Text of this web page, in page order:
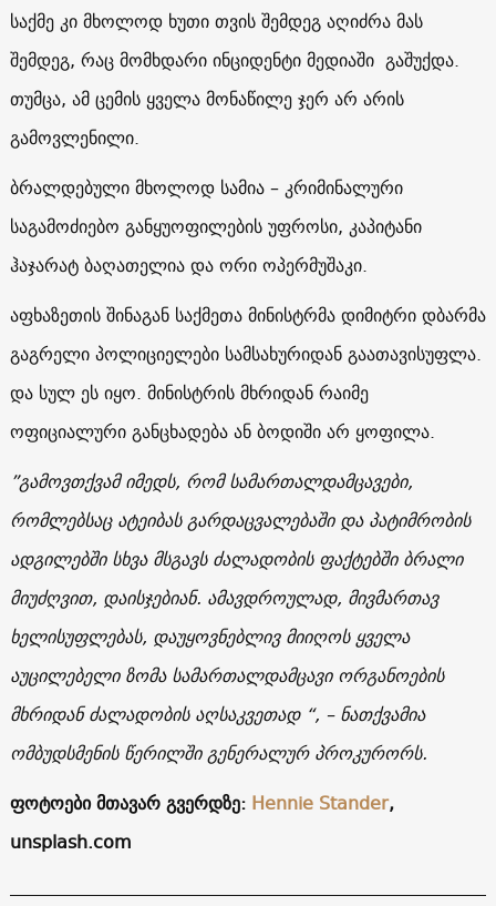
საქმე კი მხოლოდ ხუთი თვის შემდეგ აღიძრა მას
შემდეგ, რაც მომხდარი ინციდენტი მედიაში გაშუქდა.
თუმცა, ამ ცემის ყველა მონაწილე ჯერ არ არის
გამოვლენილი.
ბრალდებული მხოლოდ სამია – კრიმინალური
საგამოძიებო განყუოფილების უფროსი, კაპიტანი
ჰაჯარატ ბაღათელია და ორი ოპერმუშაკი.
აფხაზეთის შინაგან საქმეთა მინისტრმა დიმიტრი დბარმა
გაგრელი პოლიციელები სამსახურიდან გაათავისუფლა.
და სულ ეს იყო. მინისტრის მხრიდან რაიმე
ოფიციალური განცხადება ან ბოდიში არ ყოფილა.
”გამოვთქვამ იმედს, რომ სამართალდამცავები,
რომლებსაც ატეიბასგარდაცვალებაში და პატიმრობის
ადგილებში სხვა მსგავს ძალადობის ფაქტებში ბრალი
მიუძღვით, დაისჯებიან. ამავდროულად, მივმართავ
ხელისუფლებას, დაუყოვნებლივ მიიღოსყველა
აუცილებელი ზომა სამართალდამცავი ორგანოების
მხრიდან ძალადობის აღსაკვეთად“, –ნათქვამია
ომბუდსმენის წერილშიგენერალურ პროკურორს.
ფოტოები მთავარ გვერდზე: Hennie Stander,
unsplash.com